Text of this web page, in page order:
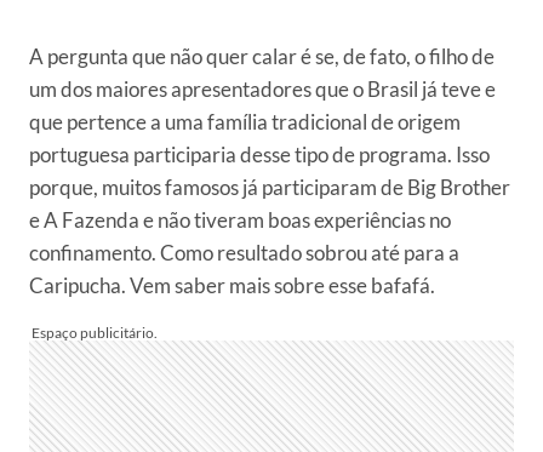
A pergunta que não quer calar é se, de fato, o filho de
um dos maiores apresentadores que o Brasil já teve e
que pertence a uma família tradicional de origem
portuguesa participaria desse tipo de programa. Isso
porque, muitos famosos já participaram de Big Brother
e A Fazenda e não tiveram boas experiências no
confinamento. Como resultado sobrou até para a
Caripucha. Vem saber mais sobre esse bafafá.